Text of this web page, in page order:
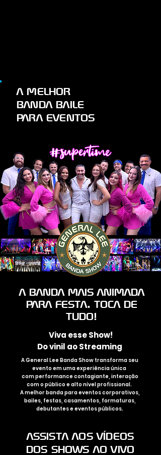
A MELHOR
BANDA BAILE
PARA EVENTOS
A BANDA MAIS ANIMADA
PARA FESTA. TOCA DE
TUDO!
A General Lee Banda Show transforma seu
evento em uma experiência única
com performance contagiante, interação
com o público e alto nível profissional.
A melhor banda para eventos corporativos,
bailes, festas, casamentos, formaturas,
debutantes e eventos públicos.
​​Viva esse Show!
Do vinil ao Streaming
ASSISTA AOS VÍDEOS
DOS SHOWS AO VIVO